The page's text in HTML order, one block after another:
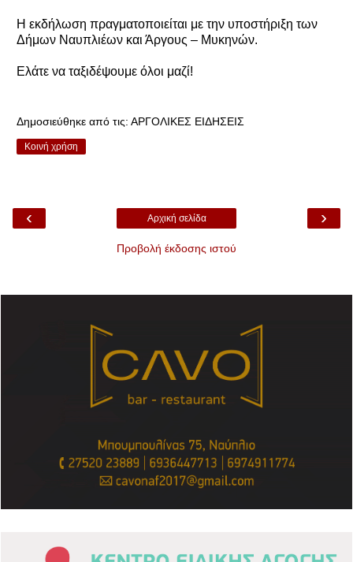
Η εκδήλωση πραγματοποιείται με την υποστήριξη των
Δήμων Ναυπλιέων και Άργους – Μυκηνών.
Ελάτε να ταξιδέψουμε όλοι μαζί!
Δημοσιεύθηκε από τις: ΑΡΓΟΛΙΚΕΣ ΕΙΔΗΣΕΙΣ
Κοινή χρήση
‹ ›
Αρχική σελίδα
Προβολή έκδοσης ιστού